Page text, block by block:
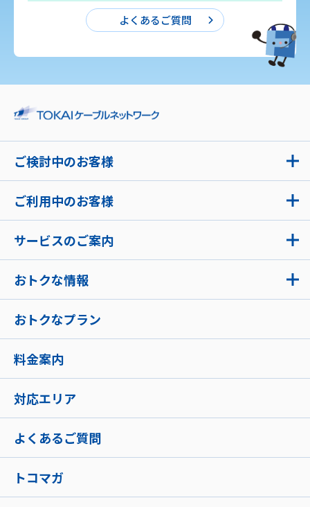
よくあるご質問
ご検討中のお客様
ご利用中のお客様
サービスのご案内
おトクな情報
おトクなプラン
料金案内
対応エリア
よくあるご質問
トコマガ